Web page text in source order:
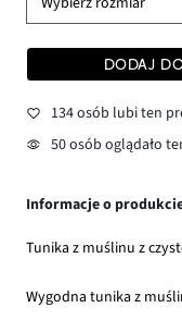
DODAJ
134 osób lubi ten
50 osób oglądało
Informacje o
Tunika z muślinu z
Wygodna tunika z